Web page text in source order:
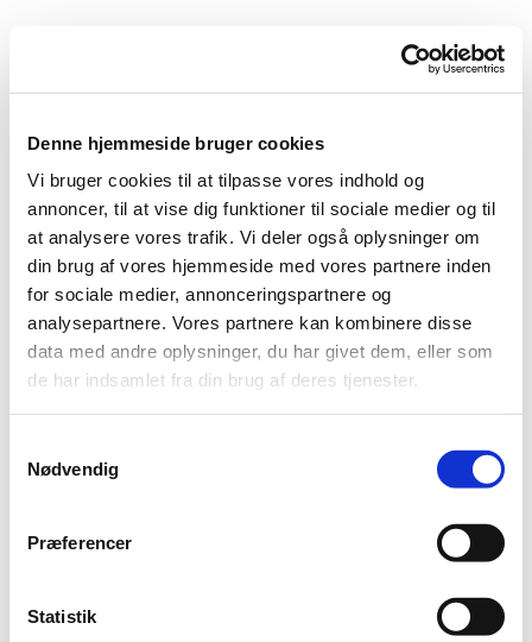
Denne hjemmeside bruger cookies
Vi bruger cookies til at tilpasse vores indhold og
annoncer, til at vise dig funktioner til sociale medier og til
at analysere vores trafik. Vi deler også oplysninger om
din brug af vores hjemmeside med vores partnere inden
for sociale medier, annonceringspartnere og
analysepartnere. Vores partnere kan kombinere disse
data med andre oplysninger, du har givet dem, eller som
de har indsamlet fra din brug af deres tjenester.
Nødvendig
Præferencer
Statistik
Kontingent for Seniorklubben 60+
1. september til 31. april kr. 200,-